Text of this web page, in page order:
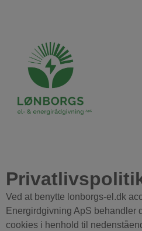
Ved at benytte lonborgs-el.dk
Energirdgivning ApS behandler
cookies i henhold til